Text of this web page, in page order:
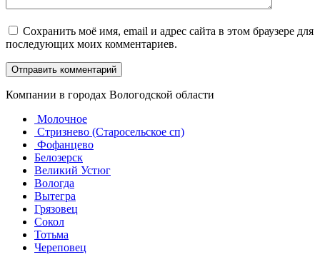
Сохранить моё имя, email и адрес сайта в этом браузере для
последующих моих комментариев.
Компании в городах Вологодской области
Молочное
Стризнево (Старосельское сп)
Фофанцево
Белозерск
Великий Устюг
Вологда
Вытегра
Грязовец
Сокол
Тотьма
Череповец